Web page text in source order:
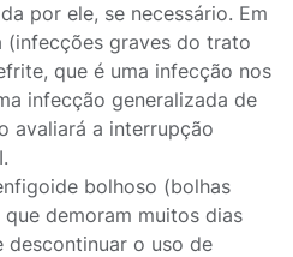
por ele, se necessário. Em
(infecções graves do trato
que é uma infecção nos
infecção generalizada de
avaliará a interrupção
bolhoso (bolhas
demoram muitos dias
descontinuar o uso de